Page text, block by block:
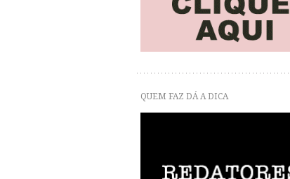
QUEM FAZ DÁ A DICA